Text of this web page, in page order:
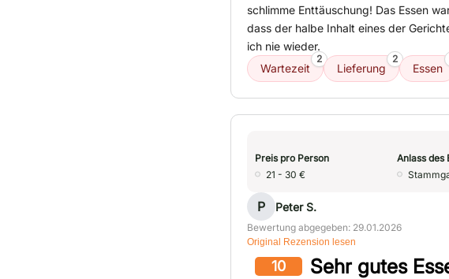
schlimme Enttäuschung! Das Essen
dass der halbe Inhalt eines der
ich nie wieder.
Wartezeit
2
Lieferung
2
Essen
Preis pro Person
21 - 30 €
Anlass des
P Peter S.
Bewertung abgegeben: 29.01.2026
Original Rezension lesen
10 Sehr gutes